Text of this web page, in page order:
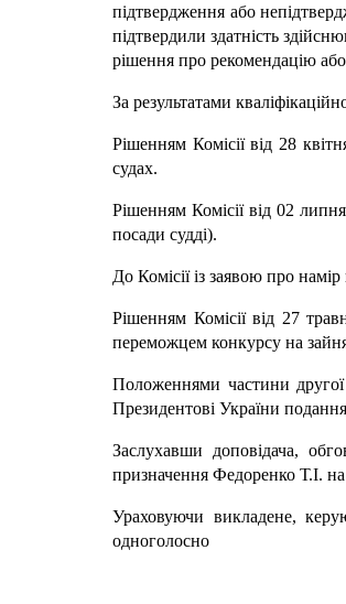
підтвердження або
підтвердили здатність
рішення про рекомендацію
За результатами
Рішенням Комісії від 28
судах.
Рішенням Комісії від 02
посади судді).
До Комісії із заявою про
Рішенням Комісії від 27
переможцем конкурсу на
Положеннями частини
Президентові України подання
Заслухавши доповідача,
призначення Федоренко Т.І.
Ураховуючи викладене,
одноголосно